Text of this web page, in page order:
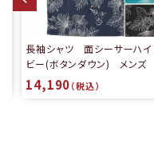
長袖シャツ キングハイビー
ラン （レギュラーカラー） メ
ンズ